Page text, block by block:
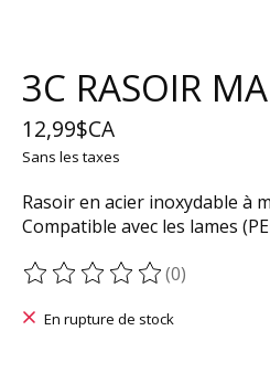
3C RASOIR
12,99$CA
Sans les taxes
Rasoir en acier inoxydable à
Compatible avec les lames
Ce produit est évalué à
(0)
En rupture de stock